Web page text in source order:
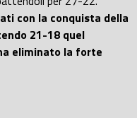
con la conquista della
21-18 quel
eliminato la forte